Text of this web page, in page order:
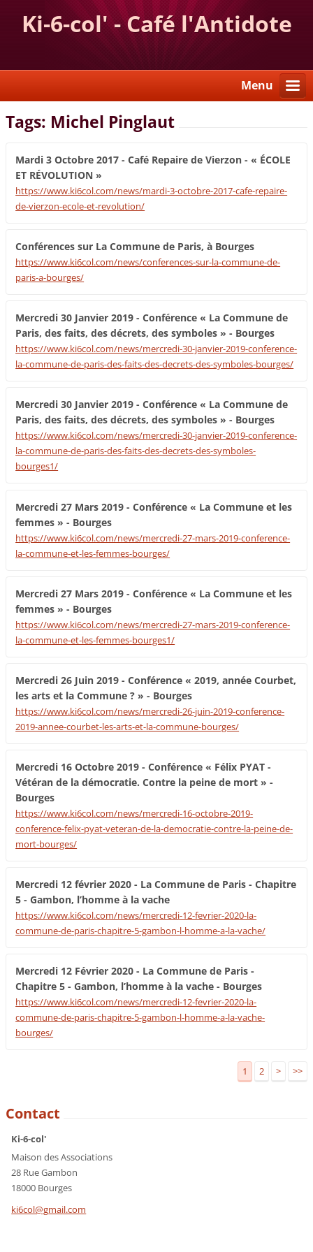
Ki-6-col' - Café l'Antidote
Menu
Tags: Michel Pinglaut
Mardi 3 Octobre 2017 - Café Repaire de Vierzon - « ÉCOLE
ET RÉVOLUTION »
https://www.ki6col.com/news/mardi-3-octobre-2017-cafe-repaire-
de-vierzon-ecole-et-revolution/
Conférences sur La Commune de Paris, à Bourges
https://www.ki6col.com/news/conferences-sur-la-commune-de-
paris-a-bourges/
Mercredi 30 Janvier 2019 - Conférence « La Commune de
Paris, des faits, des décrets, des symboles » - Bourges
https://www.ki6col.com/news/mercredi-30-janvier-2019-conference-
la-commune-de-paris-des-faits-des-decrets-des-symboles-bourges/
Mercredi 30 Janvier 2019 - Conférence « La Commune de
Paris, des faits, des décrets, des symboles » - Bourges
https://www.ki6col.com/news/mercredi-30-janvier-2019-conference-
la-commune-de-paris-des-faits-des-decrets-des-symboles-
bourges1/
Mercredi 27 Mars 2019 - Conférence « La Commune et les
femmes » - Bourges
https://www.ki6col.com/news/mercredi-27-mars-2019-conference-
la-commune-et-les-femmes-bourges/
Mercredi 27 Mars 2019 - Conférence « La Commune et les
femmes » - Bourges
https://www.ki6col.com/news/mercredi-27-mars-2019-conference-
la-commune-et-les-femmes-bourges1/
Mercredi 26 Juin 2019 - Conférence « 2019, année Courbet,
les arts et la Commune ? » - Bourges
https://www.ki6col.com/news/mercredi-26-juin-2019-conference-
2019-annee-courbet-les-arts-et-la-commune-bourges/
Mercredi 16 Octobre 2019 - Conférence « Félix PYAT -
Vétéran de la démocratie. Contre la peine de mort » -
Bourges
https://www.ki6col.com/news/mercredi-16-octobre-2019-
conference-felix-pyat-veteran-de-la-democratie-contre-la-peine-de-
mort-bourges/
Mercredi 12 février 2020 - La Commune de Paris - Chapitre
5 - Gambon, l’homme à la vache
https://www.ki6col.com/news/mercredi-12-fevrier-2020-la-
commune-de-paris-chapitre-5-gambon-l-homme-a-la-vache/
Mercredi 12 Février 2020 - La Commune de Paris -
Chapitre 5 - Gambon, l’homme à la vache - Bourges
https://www.ki6col.com/news/mercredi-12-fevrier-2020-la-
commune-de-paris-chapitre-5-gambon-l-homme-a-la-vache-
bourges/
1 2 > >>
Contact
Ki-6-col'
Maison des Associations
28 Rue Gambon
18000 Bourges
ki6col@gmail.com